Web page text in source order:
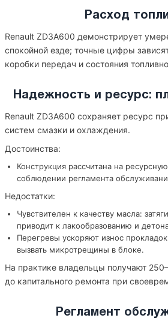
Расход
Renault ZD3A600 демонстрирует
спокойной езде; точные цифры
коробки передач и состояния
Надежность и ресурс:
Renault ZD3A600 сохраняет ресурс
систем смазки и охлаждения.
Достоинства:
Конструкция рассчитана на
соблюдении регламента
Недостатки:
Чувствителен к качеству масла:
приводит к лакообразованию и
Перегревы ускоряют износ
вызвать микротрещины в блоке.
На практике владельцы получают
до капитального ремонта при
Регламент